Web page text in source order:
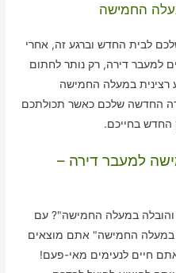
החמישה
לבית החדש וברגע זה, אחרי
למעבר דירה, רק נותר לחתום
במעלה החמישה
החדשה שלכם כאשר תכולתכם
בחייכם.
למעבר דירה –
והובלה במעלה החמישה"? עם
במעלה החמישה" אתם מוצאים
חיים לנעימים מאי-פעם!